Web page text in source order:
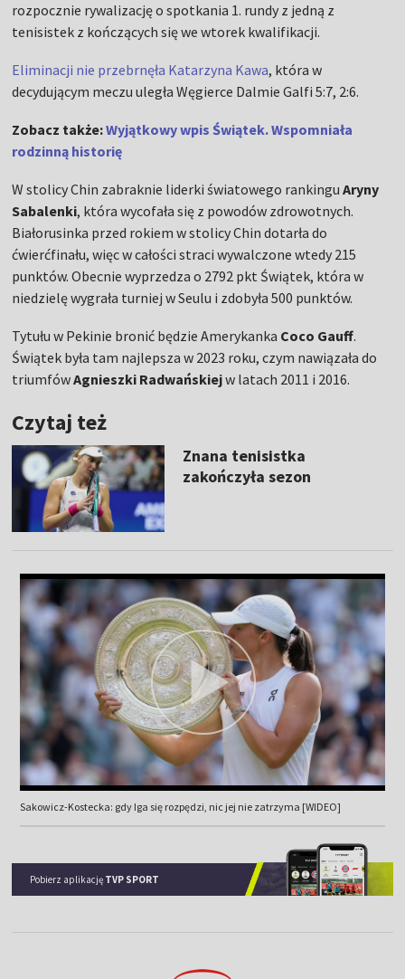
rozpocznie rywalizację o spotkania 1. rundy z jedną z
tenisistek z kończących się we wtorek kwalifikacji.
Eliminacji nie przebrnęła Katarzyna Kawa, która w
decydującym meczu uległa Węgierce Dalmie Galfi 5:7, 2:6.
Zobacz także:Wyjątkowy wpis Świątek. Wspomniała
rodzinną historię
W stolicy Chin zabraknie liderki światowego rankinguAryny
Sabalenki, która wycofała się z powodów zdrowotnych.
Białorusinka przed rokiem w stolicy Chin dotarła do
ćwierćfinału, więc w całości straci wywalczone wtedy 215
punktów. Obecnie wyprzedza o 2792 pkt Świątek, która w
niedzielę wygrała turniej w Seulu i zdobyła 500 punktów.
Tytułu w Pekinie bronić będzie Amerykanka Coco Gauff.
Świątek była tam najlepsza w 2023 roku, czym nawiązała do
triumfówAgnieszki Radwańskiejw latach 2011 i 2016.
Czytaj też
Znana tenisistka
zakończyła sezon
Sakowicz-Kostecka: gdy Iga się rozpędzi, nic jej nie zatrzyma [WIDEO]
Pobierz aplikację TVP SPORT